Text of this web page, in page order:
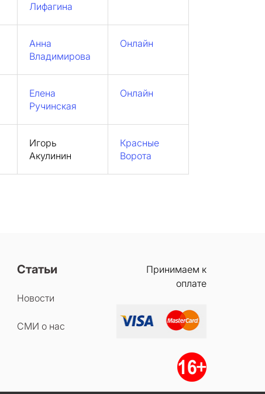
Лифагина
Анна
Владимирова
Онлайн
Елена
Ручинская
Онлайн
Игорь
Акулинин
Красные
Ворота
Статьи
Новости
СМИ о нас
Принимаем к
оплате